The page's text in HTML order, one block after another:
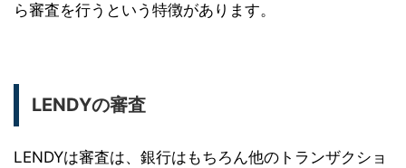
ら審査を行うという特徴があります。
LENDYの審査
LENDYは審査は、銀行はもちろん他のトランザクショ